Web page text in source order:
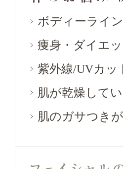
ボディーライ
痩身・ダイエッ
紫外線/UVカッ
肌が乾燥して
肌のガサつき